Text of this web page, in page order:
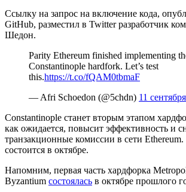
Ссылку на запрос на включение кода,
GitHub, разместил в Twitter разработчик
Шедон.
Parity Ethereum finished implementing
Constantinople hardfork. Let’s test
this.https://t.co/fQAM0tbmaF
— Afri Schoedon (@5chdn) 11
Constantinople станет вторым этапом
как ожидается, повысит эффективность и
транзакционные комиссии в сети
состоится в октябре.
Напомним, первая часть хардфорка
Byzantium состоялась в октябре прошлого